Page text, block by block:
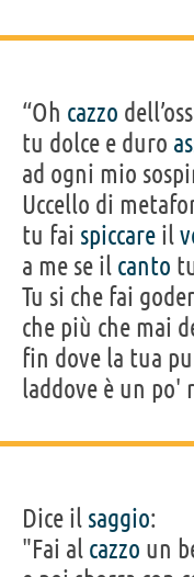
“Oh cazzo
tu dolce e duro
ad ogni mio
Uccello di
tu fai spiccare il
a me se il canto
Tu si che fai
che più che mai
fin dove la tua
laddove è un po'
Dice il saggio:
"Fai al cazzo un